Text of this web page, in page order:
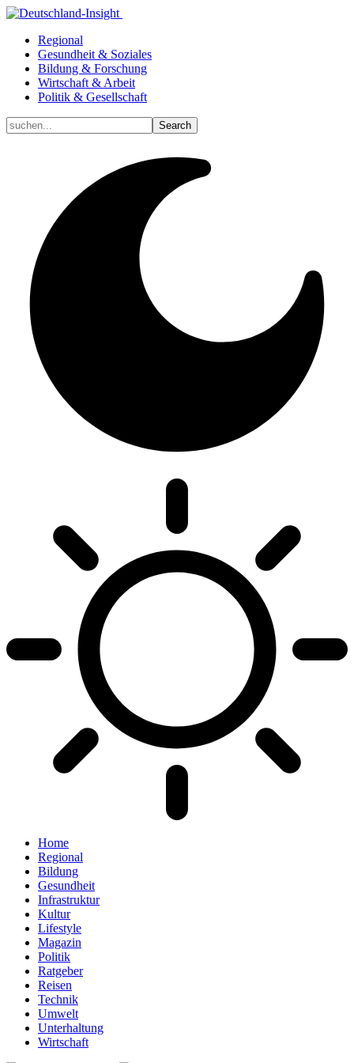
Regional
Gesundheit & Soziales
Bildung & Forschung
Wirtschaft & Arbeit
Politik & Gesellschaft
Home
Regional
Bildung
Gesundheit
Infrastruktur
Kultur
Lifestyle
Magazin
Politik
Ratgeber
Reisen
Technik
Umwelt
Unterhaltung
Wirtschaft